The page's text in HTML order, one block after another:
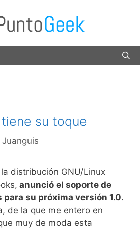
su toque
Juanguis
distribución GNU/Linux
anunció el soporte de
su próxima versión 1.0.
de la que me entero en
muy de moda esta